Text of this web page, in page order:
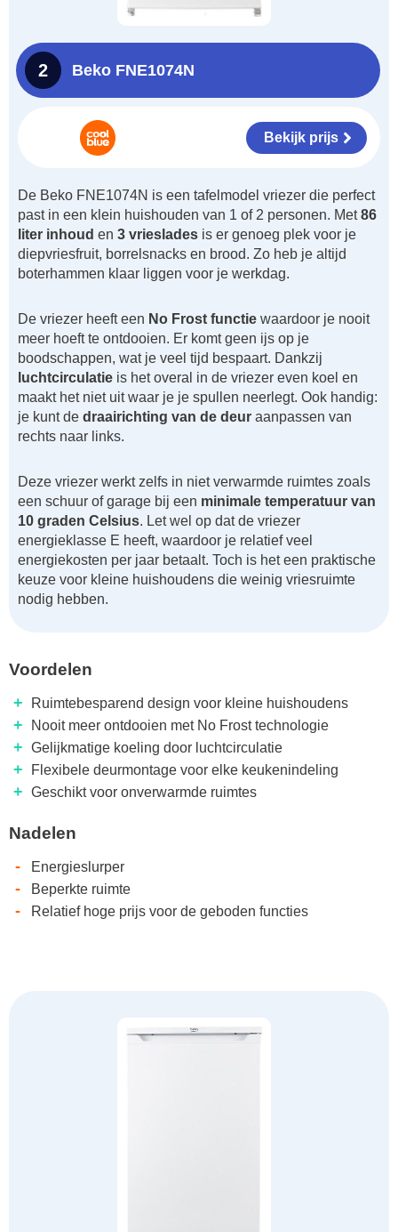
2 Beko FNE1074N
Bekijk prijs
De Beko FNE1074N is een tafelmodel vriezer die perfect
past in een klein huishouden van 1 of 2 personen. Met86
liter inhoud en 3 vrieslades is er genoeg plek voor je
diepvriesfruit, borrelsnacks en brood. Zo heb je altijd
boterhammen klaar liggen voor je werkdag.
De vriezer heeft een No Frost functie waardoor je nooit
meer hoeft te ontdooien. Er komt geen ijs op je
boodschappen, wat je veel tijd bespaart. Dankzij
luchtcirculatie is het overal in de vriezer even koel en
maakt het niet uit waar je je spullen neerlegt. Ook handig:
je kunt de draairichting van de deur aanpassen van
rechts naar links.
Deze vriezer werkt zelfs in niet verwarmde ruimtes zoals
een schuur of garage bij een minimale temperatuur van
10 graden Celsius. Let wel op dat de vriezer
energieklasse E heeft, waardoor je relatief veel
energiekosten per jaar betaalt. Toch is het een praktische
keuze voor kleine huishoudens die weinig vriesruimte
nodig hebben.
Voordelen
+ Ruimtebesparend design voor kleine huishoudens
+ Nooit meer ontdooien met No Frost technologie
+ Gelijkmatige koeling door luchtcirculatie
+ Flexibele deurmontage voor elke keukenindeling
+ Geschikt voor onverwarmde ruimtes
Nadelen
- Energieslurper
- Beperkte ruimte
- Relatief hoge prijs voor de geboden functies